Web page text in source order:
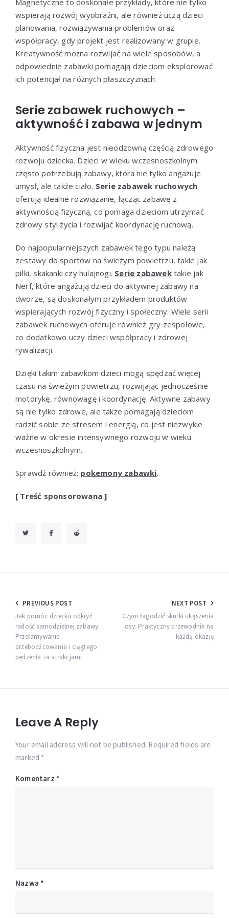
wspierają rozwój wyobraźni, ale również uczą dzieci
planowania, rozwiązywania problemów oraz
współpracy, gdy projekt jest realizowany w grupie.
Kreatywność można rozwijać na wiele sposobów, a
odpowiednie zabawki pomagają dzieciom eksplorować
ich potencjał na różnych płaszczyznach.
Serie zabawek ruchowych –
aktywność i zabawa w jednym
Aktywność fizyczna jest nieodzowną częścią zdrowego
rozwoju dziecka. Dzieci w wieku wczesnoszkolnym
często potrzebują zabawy, która nie tylko angażuje
umysł, ale także ciało. Serie zabawek ruchowych
oferują idealne rozwiązanie, łącząc zabawę z
aktywnością fizyczną, co pomaga dzieciom utrzymać
zdrowy styl życia i rozwijać koordynację ruchową.
Do najpopularniejszych zabawek tego typu należą
zestawy do sportów na świeżym powietrzu, takie jak
piłki, skakanki czy hulajnogi. Serie zabawektakie jak
Nerf, które angażują dzieci do aktywnej zabawy na
dworze, są doskonałym przykładem produktów
wspierających rozwój fizyczny i społeczny. Wiele serii
zabawek ruchowych oferuje również gry zespołowe,
co dodatkowo uczy dzieci współpracy i zdrowej
rywalizacji.
Dzięki takim zabawkom dzieci mogą spędzać więcej
czasu na świeżym powietrzu, rozwijając jednocześnie
motorykę, równowagę i koordynację. Aktywne zabawy
są nie tylko zdrowe, ale także pomagają dzieciom
radzić sobie ze stresem i energią, co jest niezwykle
ważne w okresie intensywnego rozwoju w wieku
wczesnoszkolnym.
Sprawdź również: pokemony zabawki.
[ Treść sponsorowana ]
Nawigacja
wpisu
PREVIOUS POST
Jak pomóc dziecku odkryć
radość samodzielnej zabawy:
Przełamywanie
przebodźcowania i ciągłego
pędzenia za atrakcjami
NEXT POST
Czym łagodzić skutki ukąszenia
osy: Praktyczny przewodnik na
każdą okazję
Leave A Reply
Your email address will not be published. Required fields are
marked *
Komentarz *
Nazwa *